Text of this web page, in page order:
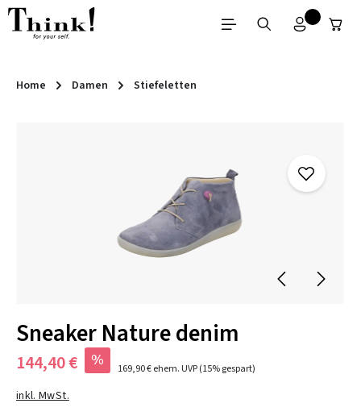
Zum Hauptinhalt springen
Home Damen Stiefeletten
Sneaker Nature denim
144,40 € % 169,90 €ehem. UVP(15% gespart)
inkl. MwSt.